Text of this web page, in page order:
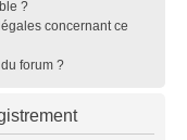
?
concernant ce
forum ?